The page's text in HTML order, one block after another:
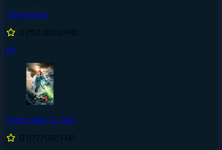
Tiên Nghịch
0 (152/200) FHD
#7
Phàm Nhân Tu Tiên
0 (177/176) FHD